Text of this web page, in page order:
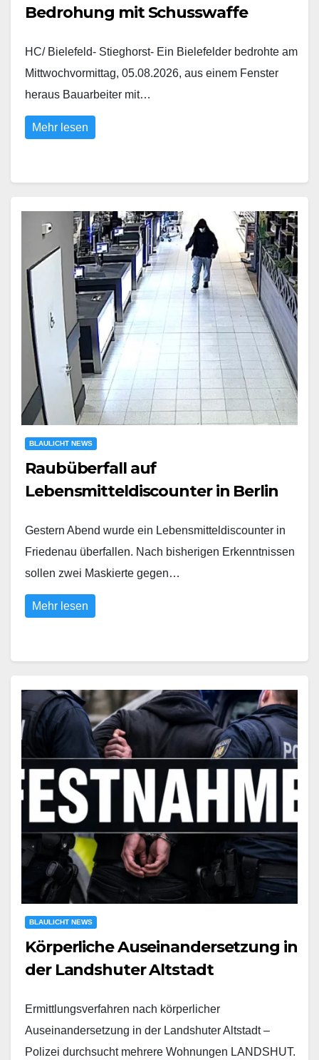
Bedrohung mit Schusswaffe
HC/ Bielefeld- Stieghorst- Ein Bielefelder bedrohte am
Mittwochvormittag, 05.08.2026, aus einem Fenster
heraus Bauarbeiter mit…
Mehr lesen
BLAULICHT NEWS
Raubüberfall auf
Lebensmitteldiscounter in Berlin
Gestern Abend wurde ein Lebensmitteldiscounter in
Friedenau überfallen. Nach bisherigen Erkenntnissen
sollen zwei Maskierte gegen…
Mehr lesen
BLAULICHT NEWS
Körperliche Auseinandersetzung in
der Landshuter Altstadt
Ermittlungsverfahren nach körperlicher
Auseinandersetzung in der Landshuter Altstadt –
Polizei durchsucht mehrere Wohnungen LANDSHUT.